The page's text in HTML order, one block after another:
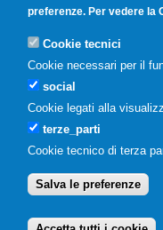
preferenze. Per vedere la
Cookie tecnici
Cookie necessari per il
social
Cookie legati alla
terze_parti
Cookie tecnico di terza
Salva le preferenze